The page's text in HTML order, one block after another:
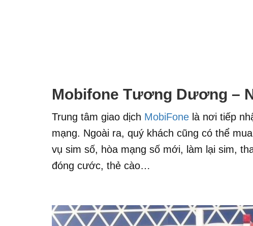
Mobifone Tương Dương –
Trung tâm giao dịch MobiFone là nơi tiếp
mạng. Ngoài ra, quý khách cũng có thể
vụ sim số, hòa mạng số mới, làm lại sim,
đóng cước, thẻ cào…